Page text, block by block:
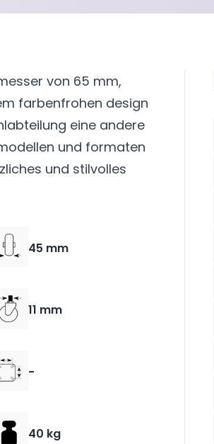
von 65 mm,
farbenfrohen design
eine andere
und formaten
und stilvolles
45 mm
11 mm
-
40 kg